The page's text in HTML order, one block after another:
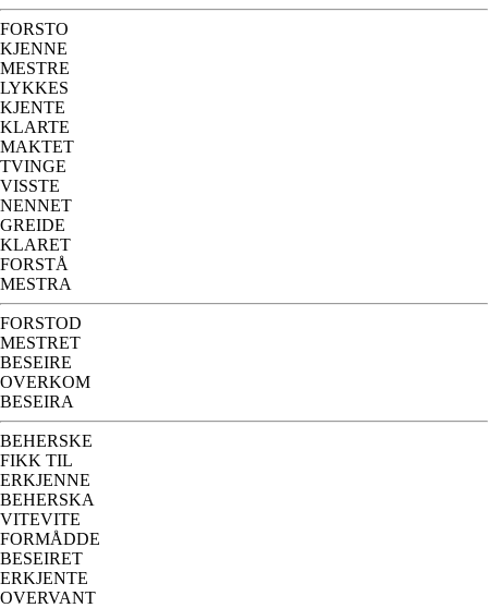
FORSTO
KJENNE
MESTRE
LYKKES
KJENTE
KLARTE
MAKTET
TVINGE
VISSTE
NENNET
GREIDE
KLARET
FORSTÅ
MESTRA
FORSTOD
MESTRET
BESEIRE
OVERKOM
BESEIRA
BEHERSKE
FIKK TIL
ERKJENNE
BEHERSKA
VITEVITE
FORMÅDDE
BESEIRET
ERKJENTE
OVERVANT